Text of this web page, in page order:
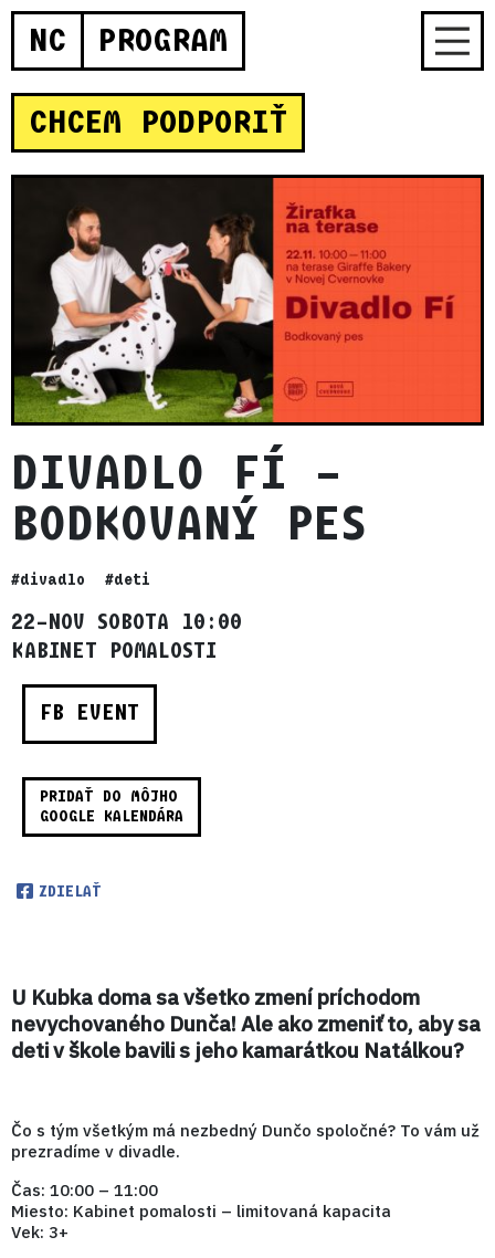
NC PROGRAM
CHCEM PODPORIŤ
DIVADLO FÍ –
BODKOVANÝ PES
#divadlo #deti
22–NOV SOBOTA 10:00
KABINET POMALOSTI
FB EVENT
PRIDAŤ DO MÔJHO
GOOGLE KALENDÁRA
ZDIELAŤ
U Kubka doma sa všetko zmení príchodom
nevychovaného Dunča! Ale ako zmeniť to, aby sa
deti v škole bavili s jeho kamarátkou Natálkou?
Čo s tým všetkým má nezbedný Dunčo spoločné? To vám už
prezradíme v divadle.
Čas: 10:00 – 11:00
Miesto: Kabinet pomalosti – limitovaná kapacita
Vek: 3+